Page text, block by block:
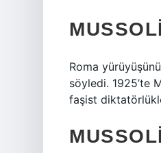
Roma
söyledi. 1925’te
faşist